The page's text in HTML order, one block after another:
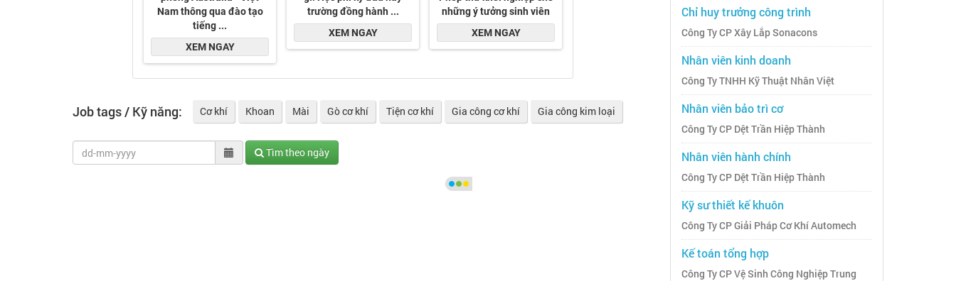
Job tags / Kỹ năng: Cơ khí Khoan Mài Gò cơ khí Tiện cơ khí Gia công cơ khí Gia công kim loại
Tìm theo ngày
Chỉ huy trưởng công trình
Công Ty CP Xây Lắp Sonacons
Nhân viên kinh doanh
Công Ty TNHH Kỹ Thuật Nhân Việt
Nhân viên bảo trì cơ
Công Ty CP Dệt Trần Hiệp Thành
Nhân viên hành chính
Công Ty CP Dệt Trần Hiệp Thành
Kỹ sư thiết kế khuôn
Công Ty CP Giải Pháp Cơ Khí Automech
Kế toán tổng hợp
Công Ty CP Vệ Sinh Công Nghiệp Trung